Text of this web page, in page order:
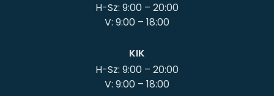
H-Sz: 9:00 – 20:00
KIK
H-Sz: 9:00 – 20:00